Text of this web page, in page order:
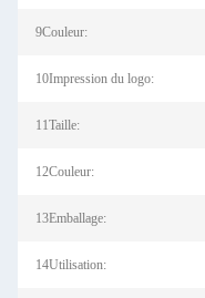
9Couleur:
10Impression du logo:
11Taille:
12Couleur:
13Emballage:
14Utilisation: